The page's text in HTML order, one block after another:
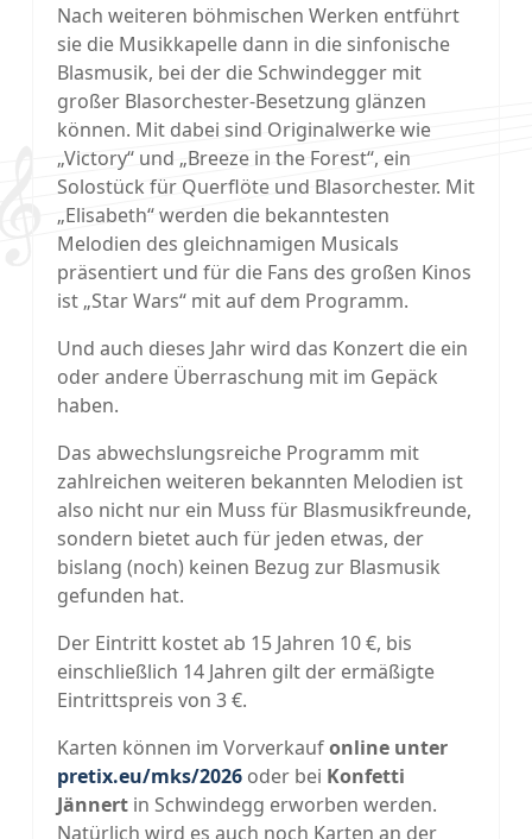
Nach weiteren böhmischen Werken entführt
sie die Musikkapelle dann in die sinfonische
Blasmusik, bei der die Schwindegger mit
großer Blasorchester-Besetzung glänzen
können. Mit dabei sind Originalwerke wie
„Victory“ und „Breeze in the Forest“, ein
Solostück für Querflöte und Blasorchester. Mit
„Elisabeth“ werden die bekanntesten
Melodien des gleichnamigen Musicals
präsentiert und für die Fans des großen Kinos
ist „Star Wars“ mit auf dem Programm.
Und auch dieses Jahr wird das Konzert die ein
oder andere Überraschung mit im Gepäck
haben.
Das abwechslungsreiche Programm mit
zahlreichen weiteren bekannten Melodien ist
also nicht nur ein Muss für Blasmusikfreunde,
sondern bietet auch für jeden etwas, der
bislang (noch) keinen Bezug zur Blasmusik
gefunden hat.
Der Eintritt kostet ab 15 Jahren 10 €, bis
einschließlich 14 Jahren gilt der ermäßigte
Eintrittspreis von 3 €.
Karten können im Vorverkaufonline unter
pretix.eu/mks/2026 oder bei Konfetti
Jännert in Schwindegg erworben werden.
Natürlich wird es auch noch Karten an der